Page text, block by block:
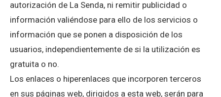
autorización de La Senda, ni remitir publicidad o
información valiéndose para ello de los servicios o
información que se ponen a disposición de los
usuarios, independientemente de si la utilización es
gratuita o no.
Los enlaces o hiperenlaces que incorporen terceros
en sus páginas web, dirigidos a esta web, serán para